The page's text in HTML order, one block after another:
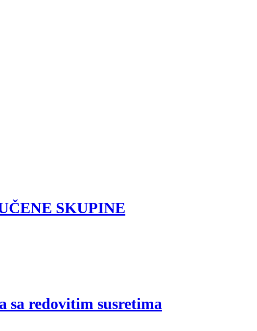
SKUPINE
sa redovitim susretima